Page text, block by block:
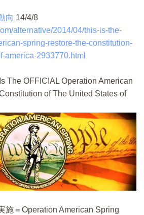
向 14/4/8
alternative/2014/04/this-is-the-
spring-restore-the-constitution-
america-2933770.html
The OFFICIAL Operation American
of The United States of
施＝Operation American Spring